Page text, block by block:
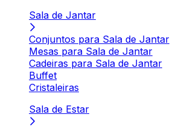
Sala de Jantar
Conjuntos para Sala de Jantar
Mesas para Sala de Jantar
Cadeiras para Sala de Jantar
Buffet
Cristaleiras
Sala de Estar